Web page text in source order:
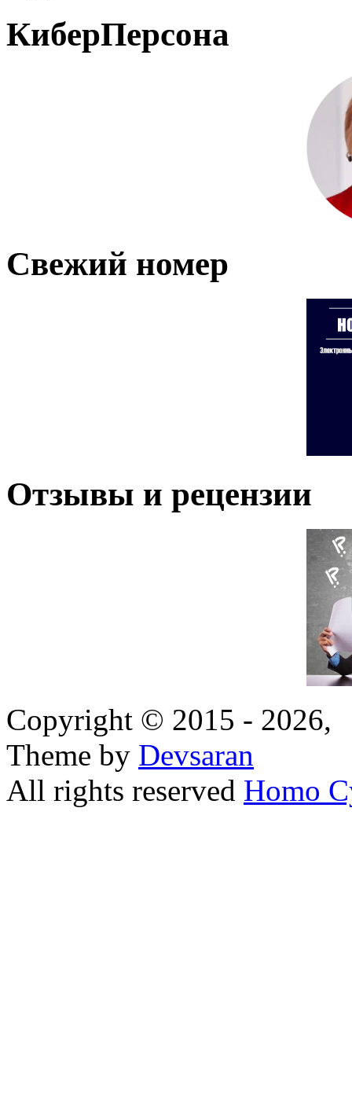
КиберПерсона
Свежий номер
Отзывы и рецензии
Copyright © 2015 - 2026,
Theme by Devsaran
All rights reserved Homo